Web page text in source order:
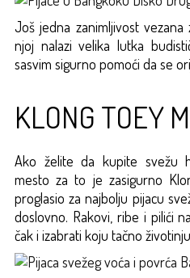
Još jedna zanimljivost
njoj nalazi velika lutka
sasvim sigurno pomoći da se
KLONG TOEY
Ako želite da kupite svežu
mesto za to je zasigurno
proglasio za najbolju pijacu
doslovno. Rakovi, ribe i pilići
čak i izabrati koju tačno